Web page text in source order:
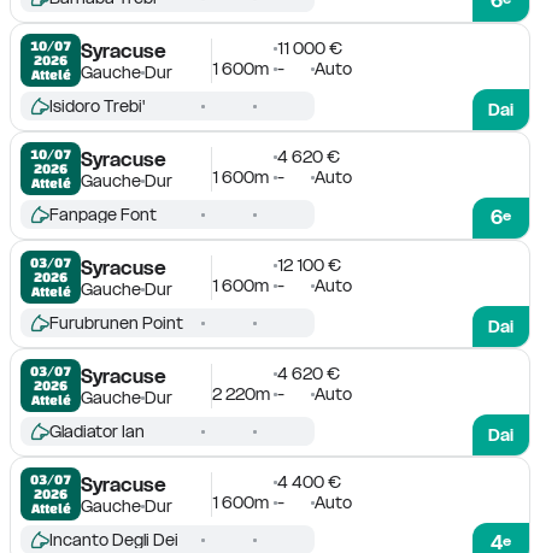
10/07
2026
Attelé
Syracuse
GaucheDur
11 000 €
1 600m -
Auto
Dai
Isidoro Trebi'
10/07
2026
Attelé
Syracuse
GaucheDur
4 620 €
1 600m - Auto
6e
Fanpage Font
03/07
2026
Attelé
Syracuse
GaucheDur
12 100 €
1 600m -
Auto
Dai
Furubrunen Point
03/07
2026
Attelé
Syracuse
GaucheDur
4 620 €
2 220m -
Auto
Dai
Gladiator Ian
03/07
2026
Attelé
Syracuse
GaucheDur
4 400 €
1 600m - Auto
4e
Incanto Degli Dei